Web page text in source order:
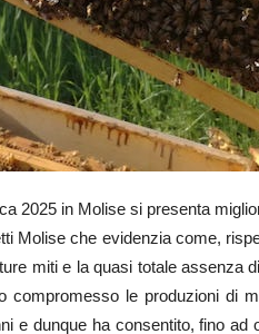
2025 in Molise si presenta
Molise che evidenzia come,
miti e la quasi totale assenza
compromesso le produzioni di
e dunque ha consentito, fino